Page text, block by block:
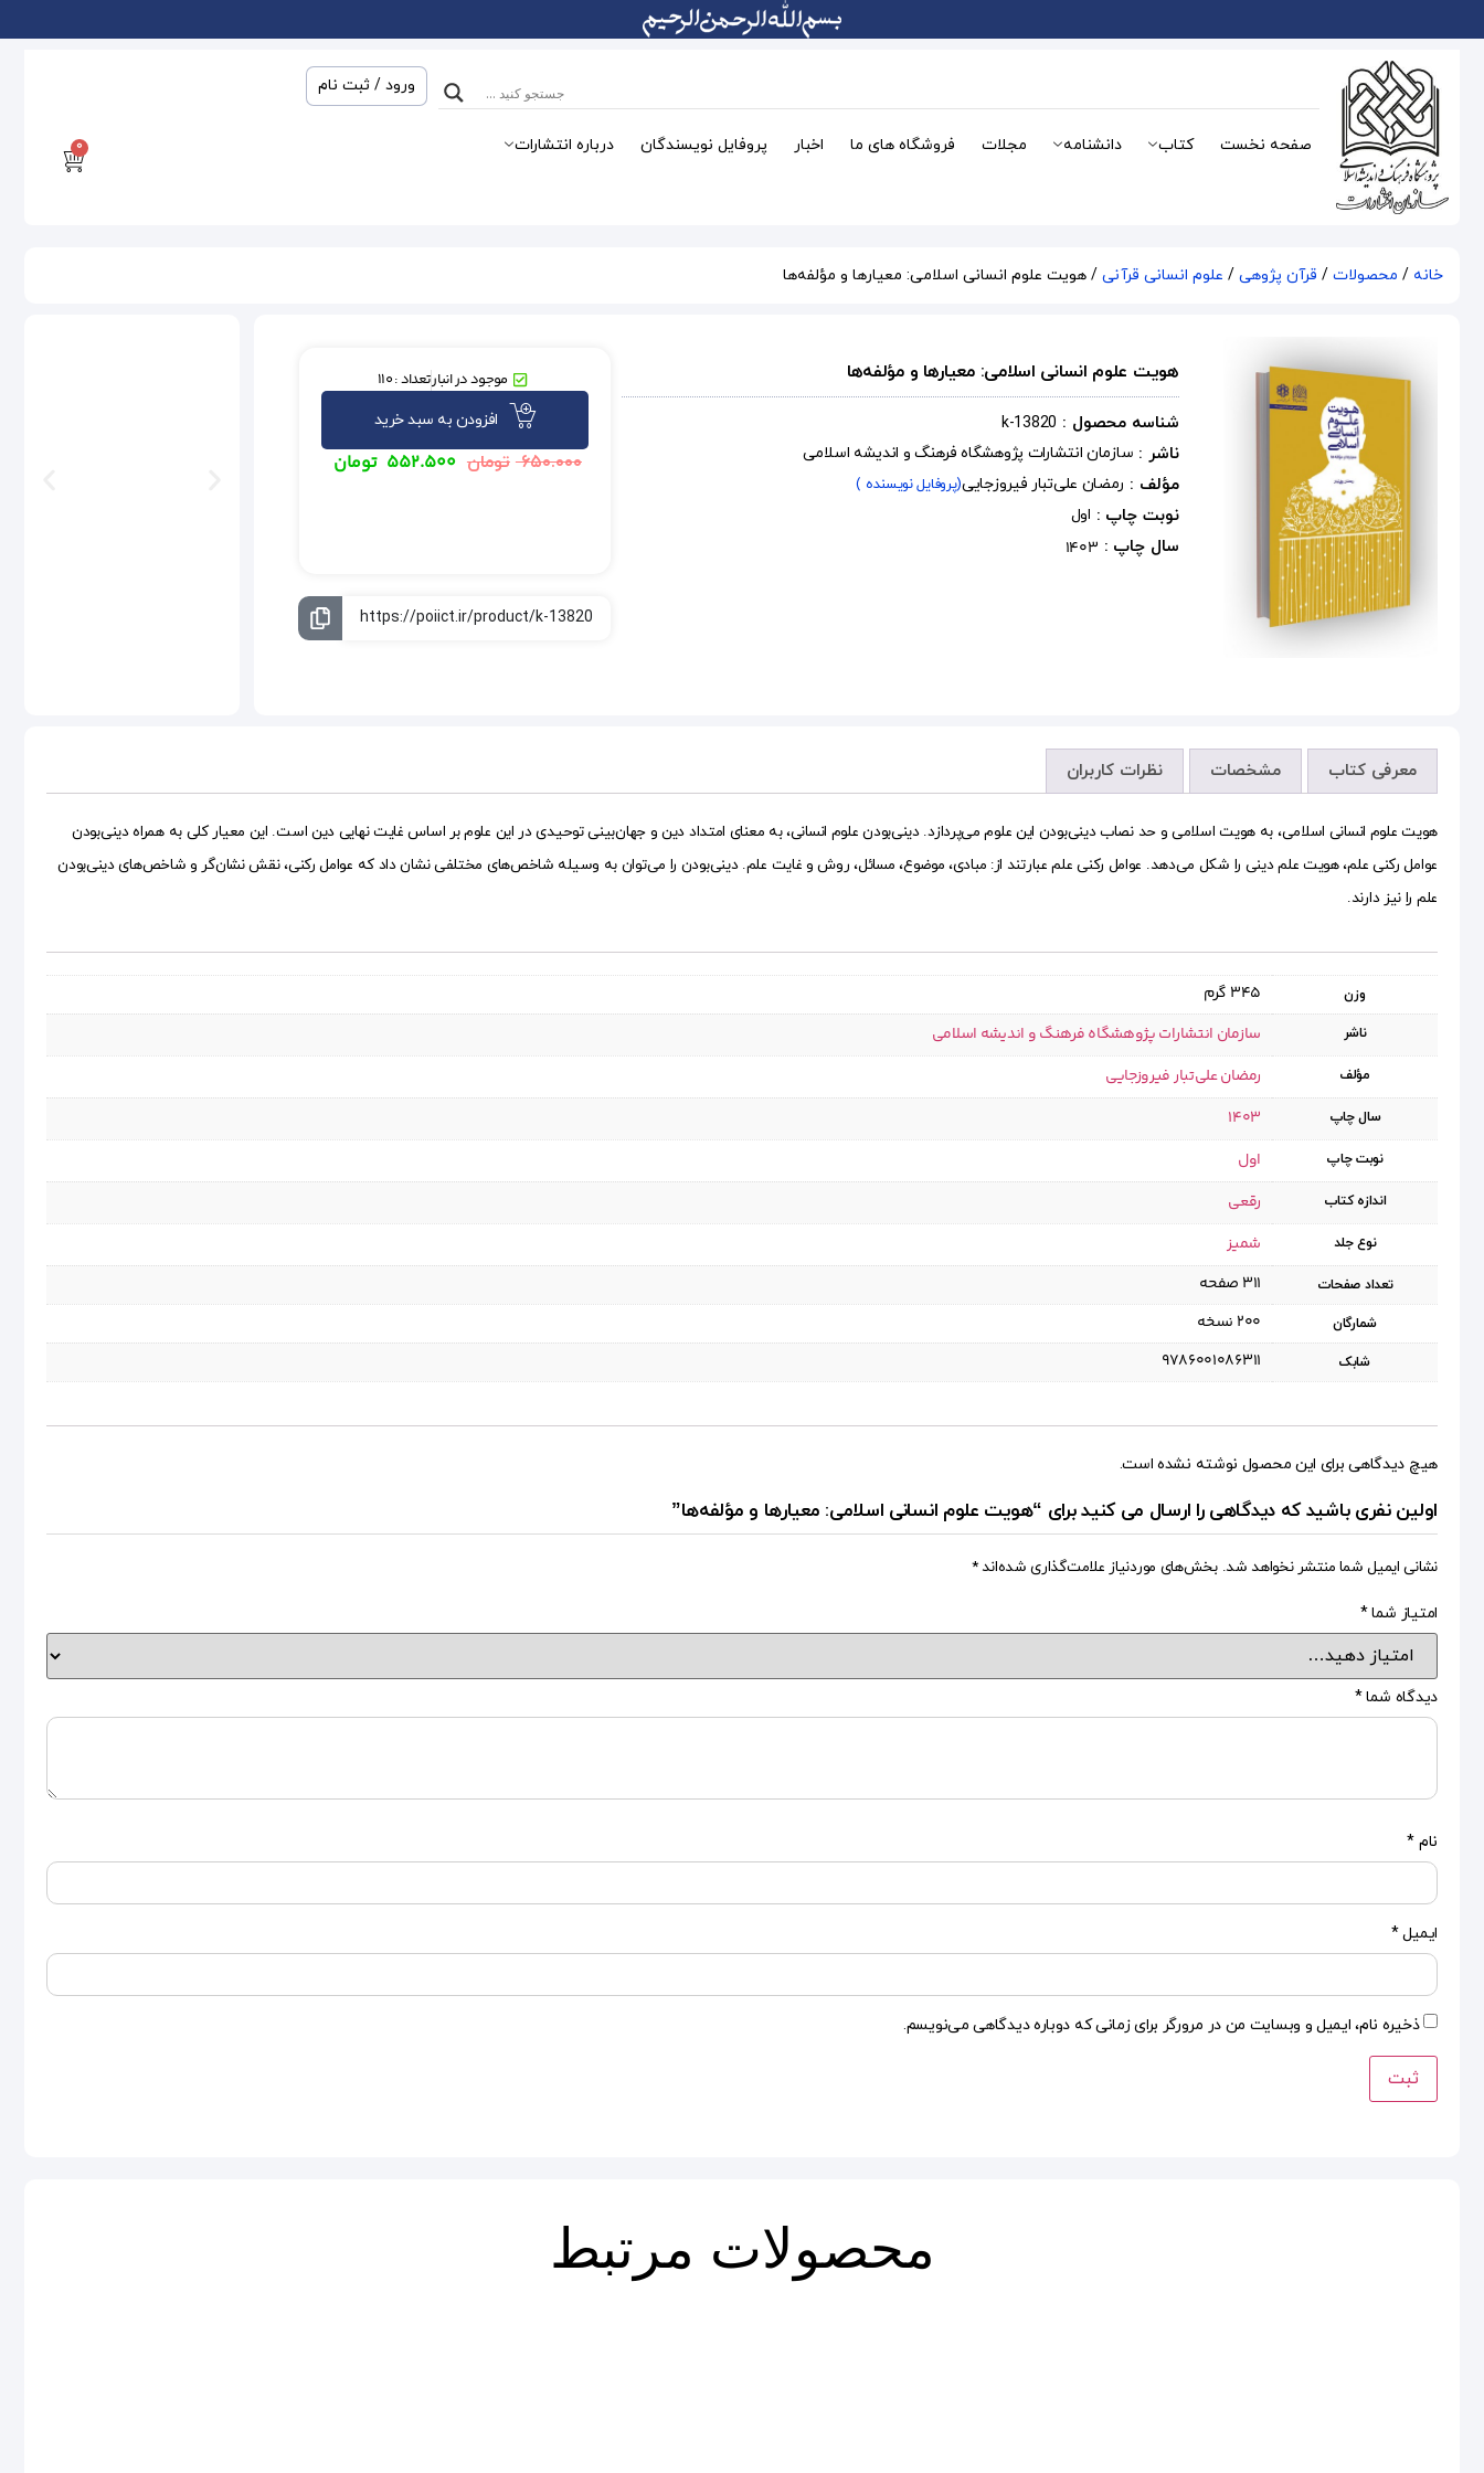
ورود / ثبت نام
صفحه نخست کتاب دانشنامه مجلات فروشگاه های ما اخبار پروفایل نویسندگان درباره انتشارات 0
خانه / محصولات / قرآن پژوهی / علوم انسانی قرآنی / هویت علوم انسانی اسلامی: معیارها و مؤلفه‌ها
هویت علوم انسانی اسلامی: معیارها و مؤلفه‌ها
شناسه محصول : k-13820
ناشر : سازمان انتشارات پژوهشگاه فرهنگ و اندیشه اسلامی
مؤلف : رمضان علی‌تبار فیروزجایی(پروفایل نویسنده )
نوبت چاپ : اول
سال چاپ : 1403
موجود در انبارتعداد : 110
افزودن به سبد خرید
۶۵۰.۰۰۰ تومان ۵۵۲.۵۰۰ تومان
معرفی کتاب مشخصات نظرات کاربران
هویت علوم انسانی اسلامی، به هویت اسلامی و حد نصاب دینی‌بودن این علوم می‌پردازد. دینی‌بودن علوم انسانی، به معنای امتداد دین و جهان‌بینی توحیدی در این علوم بر اساس غایت نهایی دین است. این معیار کلی به همراه دینی‌بودن
عوامل رکنی علم، هویت علم دینی را شکل می‌دهد. عوامل رکنی علم عبارتند از: مبادی، موضوع، مسائل، روش و غایت علم. دینی‌بودن را می‌توان به وسیله شاخص‌های مختلفی نشان داد که عوامل رکنی، نقش نشان‌گر و شاخص‌های دینی‌بودن
علم را نیز دارند.
وزن 345 گرم
ناشر سازمان انتشارات پژوهشگاه فرهنگ و اندیشه اسلامی
مؤلف رمضان علی‌تبار فیروزجایی
سال چاپ 1403
نوبت چاپ اول
اندازه کتاب رقعی
نوع جلد شمیز
تعداد صفحات ۳۱۱ صفحه
شمارگان ۲۰۰ نسخه
شابک 9786001086311
هیچ دیدگاهی برای این محصول نوشته نشده است.
اولین نفری باشید که دیدگاهی را ارسال می کنید برای “هویت علوم انسانی اسلامی: معیارها و مؤلفه‌ها”
نشانی ایمیل شما منتشر نخواهد شد. بخش‌های موردنیاز علامت‌گذاری شده‌اند*
امتیاز شما*
دیدگاه شما*
نام *
ایمیل*
ذخیره نام، ایمیل و وبسایت من در مرورگر برای زمانی که دوباره دیدگاهی می‌نویسم.
محصولات مرتبط